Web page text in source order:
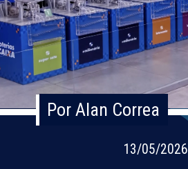
13/05/2026
Por Alan Correa
Por Alan Correa